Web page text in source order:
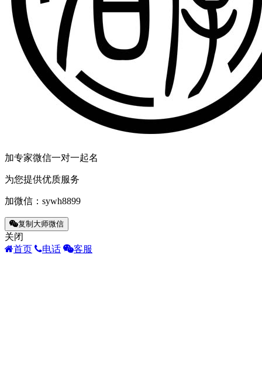
加专家微信一对一起名
为您提供优质服务
加微信： sywh8899
复制大师微信
关闭
首页
电话 客服